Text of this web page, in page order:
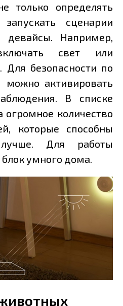
только определять
сценарии
девайсы. Например,
свет или
Для безопасности по
можно активировать
В списке
количество
которые способны
Для работы
умного дома.